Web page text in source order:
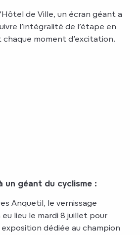
de Ville, un écran géant a
l’intégralité de l’étape en
moment d’excitation.
un géant du cyclisme :
Anquetil, le vernissage
lieu le mardi 8 juillet pour
dédiée au champion